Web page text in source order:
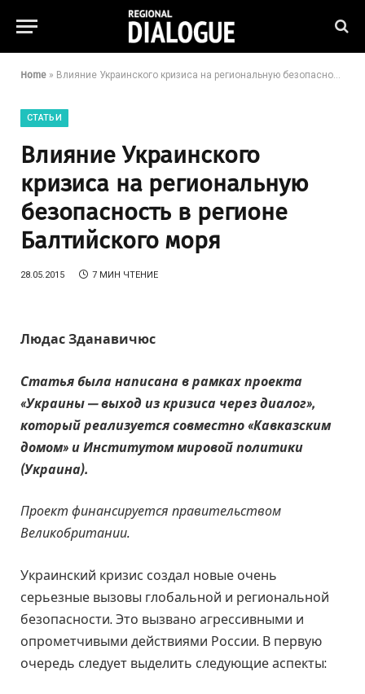
Home » Влияние Украинского кризиса на региональную безопасность в регионе Балтийского моря
СТАТЬИ
Влияние Украинского
кризиса на региональную
безопасность в регионе
Балтийского моря
28.05.2015 7 МИН ЧТЕНИЕ
Людас Зданавичюс
Статья была написана в рамках проекта
«Украины — выход из кризиса через диалог»,
который реализуется совместно «Кавказским
домом» и Институтом мировой политики
(Украина).
Проект финансируется правительством
Великобритании.
Украинский кризис создал новые очень
серьезные вызовы глобальной и региональной
безопасности. Это вызвано агрессивными и
опрометчивыми действиями России. В первую
очередь следует выделить следующие аспекты: